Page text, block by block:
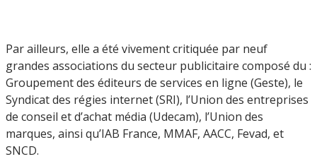
Par ailleurs, elle a été vivement critiquée par neuf
grandes associations du secteur publicitaire composé du :
Groupement des éditeurs de services en ligne (Geste), le
Syndicat des régies internet (SRI), l’Union des entreprises
de conseil et d’achat média (Udecam), l’Union des
marques, ainsi qu’IAB France, MMAF, AACC, Fevad, et
SNCD.